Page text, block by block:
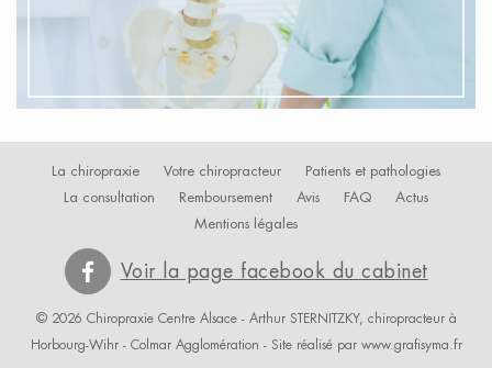
La chiropraxie Votre chiropracteur
Patients et pathologies
La consultation
Remboursement Avis FAQ
Actus
Mentions légales
Voir la page facebook du cabinet
© 2026 Chiropraxie Centre Alsace - Arthur STERNITZKY, chiropracteur à
Horbourg-Wihr - Colmar Agglomération - Site réalisé par www.grafisyma.fr